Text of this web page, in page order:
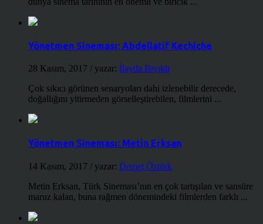
Yönetmen Sineması: Abdellatif Kechiche
28 Kasım, 2017 / yazar: İlayda Bıyıklı
Çok sıkıcı görünen senaryoları dahi izlenebilir derecede,
doğallığını yitirmeden görselleştirebilen, filmlerini ...
Yönetmen Sineması: Metin Erksan
14 Kasım, 2017 / yazar: Demet Öztürk
Metin Erksan, Türk Sineması’nın en çok tartışılan ve sansüre
maruz kalan, buna rağmen dönemindeki filmlerden farklı ...